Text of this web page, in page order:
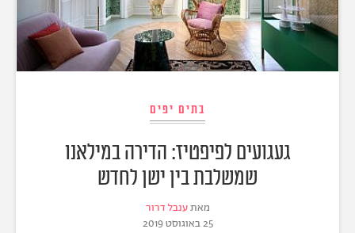
בתים יפים
געגועים לפיפטיז: הדירה במילאנו
שמשלבת בין ישן לחדש
מאתענבל דרור
25 באוגוסט 2019